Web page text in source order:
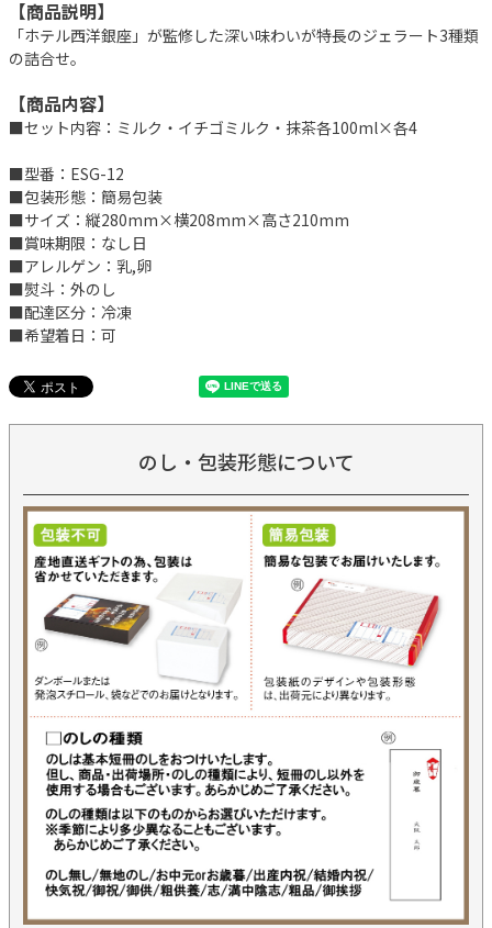
【商品説明】
「ホテル西洋銀座」が監修した深い味わいが特長のジェラート3種類
の詰合せ。
【商品内容】
■セット内容：ミルク・イチゴミルク・抹茶各100ml×各4
■型番：ESG-12
■包装形態：簡易包装
■サイズ：縦280mm×横208mm×高さ210mm
■賞味期限：なし日
■アレルゲン：乳,卵
■熨斗：外のし
■配達区分：冷凍
■希望着日：可
のし・包装形態について